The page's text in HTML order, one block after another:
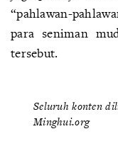
“pahlawan-
para seniman
tersebut.
Seluruh konten
Minghui.org